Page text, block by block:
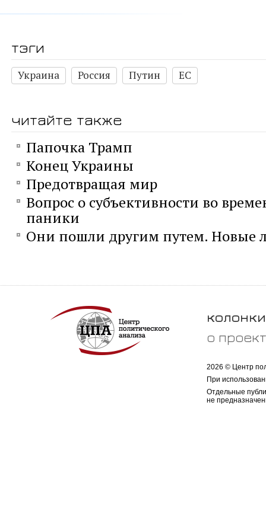
тэги
Украина Россия Путин ЕС
читайте также
Папочка Трамп
Конец Украины
Предотвращая мир
Вопрос о субъективности во
паники
Они пошли другим путем. Новые
колонки
о
2026 © Центр
При
Отдельные
не